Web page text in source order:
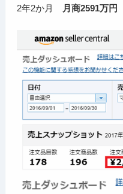
2年2か月
月商2591万円